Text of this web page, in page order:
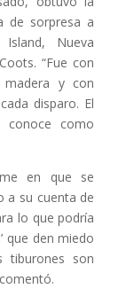
de sorpresa a
Nueva
“Fue con
y con
disparo. El
como
en que se
a su cuenta de
lo que podría
que den miedo
son